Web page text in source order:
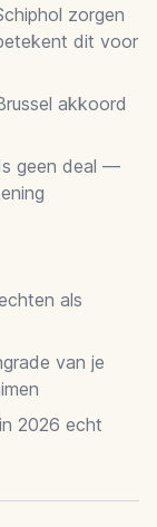
zorgen
dit voor
akkoord
geen deal —
als
van je
2026 echt